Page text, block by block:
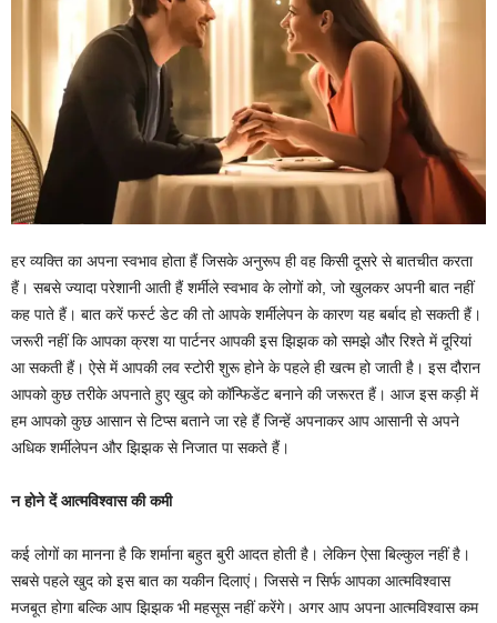
हर व्यक्ति का अपना स्वभाव होता हैं जिसके अनुरूप ही वह किसी दूसरे से बातचीत करता
हैं। सबसे ज्यादा परेशानी आती हैं शर्मीले स्वभाव के लोगों को, जो खुलकर अपनी बात नहीं
कह पाते हैं। बात करें फर्स्ट डेट की तो आपके शर्मीलेपन के कारण यह बर्बाद हो सकती हैं।
जरूरी नहीं कि आपका क्रश या पार्टनर आपकी इस झिझक को समझे और रिश्ते में दूरियां
आ सकती हैं। ऐसे में आपकी लव स्टोरी शुरू होने के पहले ही खत्म हो जाती है। इस दौरान
आपको कुछ तरीके अपनाते हुए खुद को कॉन्फिडेंट बनाने की जरूरत हैं। आज इस कड़ी में
हम आपको कुछ आसान से टिप्स बताने जा रहे हैं जिन्हें अपनाकर आप आसानी से अपने
अधिक शर्मीलेपन और झिझक से निजात पा सकते हैं।
न होने दें आत्मविश्वास की कमी
कई लोगों का मानना है कि शर्माना बहुत बुरी आदत होती है। लेकिन ऐसा बिल्कुल नहीं है।
सबसे पहले खुद को इस बात का यकीन दिलाएं। जिससे न सिर्फ आपका आत्मविश्वास
मजबूत होगा बल्कि आप झिझक भी महसूस नहीं करेंगे। अगर आप अपना आत्मविश्वास कम